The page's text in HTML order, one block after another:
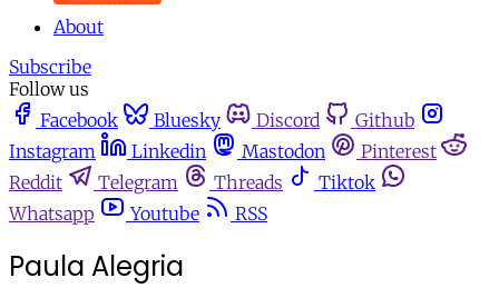
About
Subscribe
Follow us
Facebook
Bluesky Discord
Github
Instagram
Linkedin Mastodon
Pinterest
Reddit
Telegram Threads
Tiktok
Whatsapp
Youtube RSS
Paula Alegria